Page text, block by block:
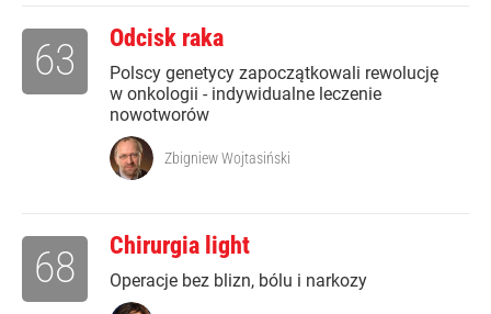
Odcisk raka
Polscy genetycy zapoczątkowali rewolucję
w onkologii - indywidualne leczenie
nowotworów
63
Zbigniew Wojtasiński
Chirurgia light
Operacje bez blizn, bólu i narkozy
68